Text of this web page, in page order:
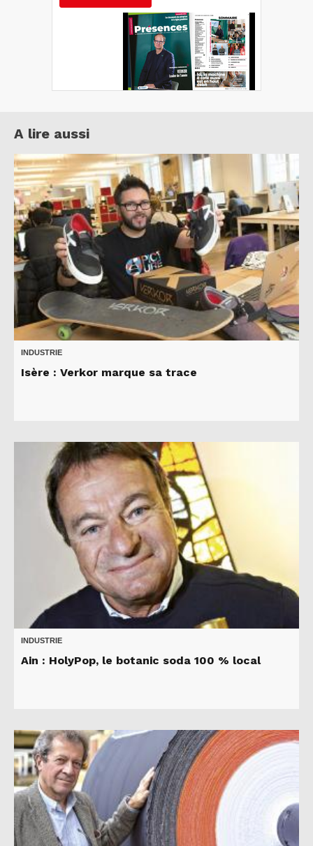
A lire aussi
INDUSTRIE
Isère : Verkor marque sa trace
INDUSTRIE
Ain : HolyPop, le botanic soda 100 % local